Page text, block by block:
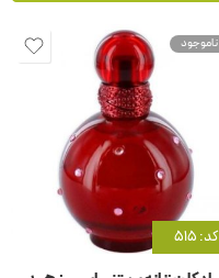
ناموجود
کد: 515